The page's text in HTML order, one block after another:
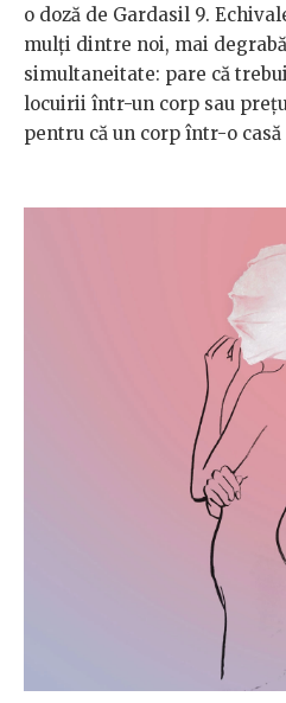
o doză de Gardasil 9.
mulți dintre noi, mai
simultaneitate: pare că
locuirii într-un corp sau
pentru că un corp într-o